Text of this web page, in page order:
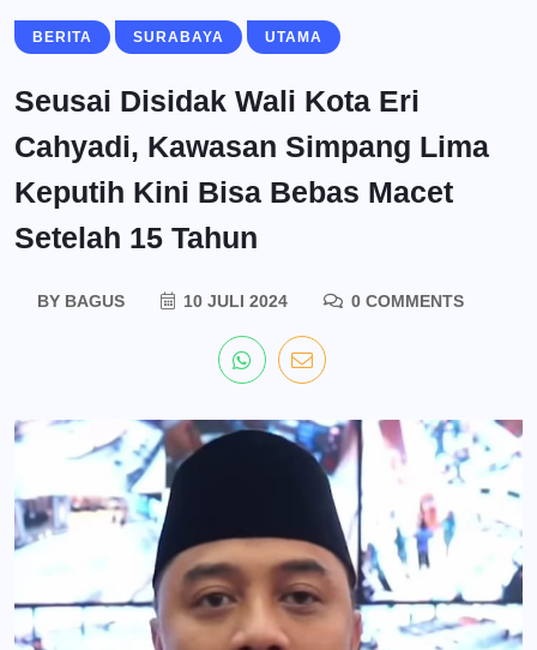
BERITA SURABAYA UTAMA
Seusai Disidak Wali Kota Eri
Cahyadi, Kawasan Simpang Lima
Keputih Kini Bisa Bebas Macet
Setelah 15 Tahun
BY BAGUS 10 JULI 2024 0 COMMENTS